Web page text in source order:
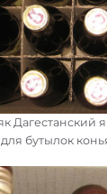
Дагестанский
бутылок